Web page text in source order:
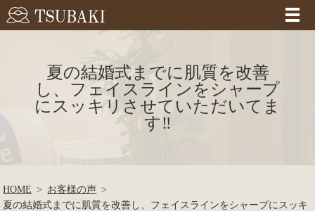
夏の結婚式までに肌質を改善
し、フェイスラインをシャープ
にスッキリさせていただいてま
す‼
HOME
お客様の声
夏の結婚式までに肌質を改善し、フェイスラインをシャープにスッキ